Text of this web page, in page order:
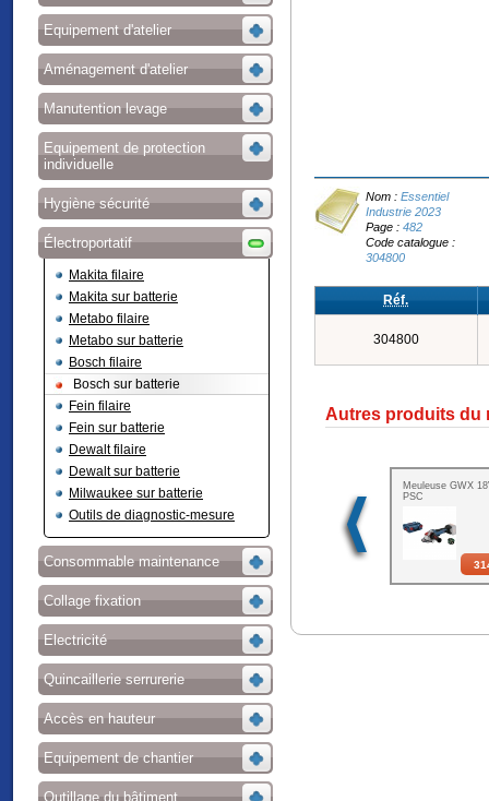
Equipement d'atelier
Aménagement d'atelier
Manutention levage
Equipement de protection
individuelle
Hygiène sécurité
Électroportatif
Makita filaire
Makita sur batterie
Metabo filaire
Metabo sur batterie
Bosch filaire
Bosch sur batterie
Fein filaire
Fein sur batterie
Dewalt filaire
Dewalt sur batterie
Milwaukee sur batterie
Outils de diagnostic-mesure
Consommable maintenance
Collage fixation
Electricité
Quincaillerie serrurerie
Accès en hauteur
Equipement de chantier
Outillage du bâtiment
Nom :Essentiel
Industrie 2023
Page :482
Code catalogue :
304800
Réf.
304800
Autres produits du
Meuleuse GWX
PSC